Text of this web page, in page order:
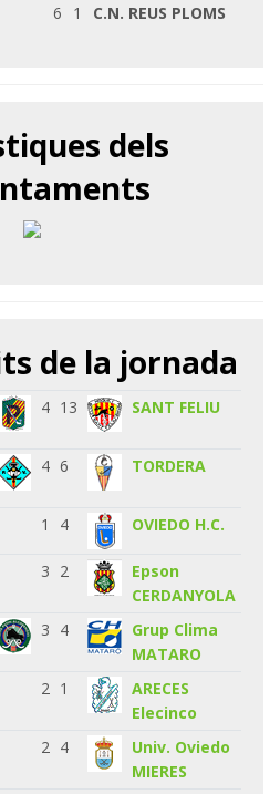
6 1 C.N. REUS PLOMS
dels
de la jornada
4 13 SANT FELIU
4 6 TORDERA
1 4 OVIEDO H.C.
3 2
Epson
CERDANYOLA
3 4
Grup Clima
MATARO
2 1
ARECES
Elecinco
2 4
Univ. Oviedo
MIERES